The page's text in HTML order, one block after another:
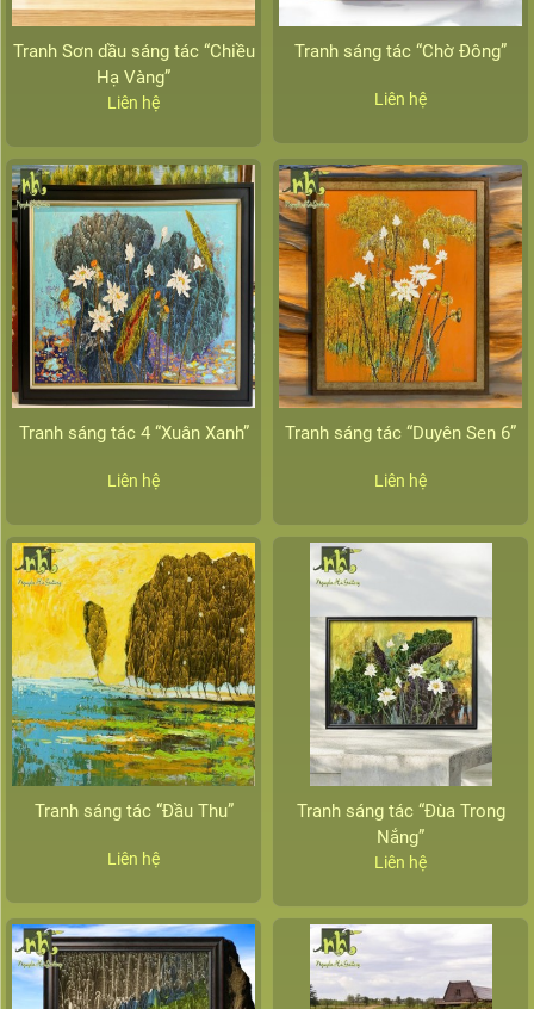
Tranh Sơn dầu sáng tác “Chiều
Hạ Vàng”
Liên hệ
Tranh sáng tác “Chờ Đông”
Liên hệ
Tranh sáng tác 4 “Xuân Xanh”
Liên hệ
Tranh sáng tác “Duyên Sen 6”
Liên hệ
Tranh sáng tác “Đầu Thu”
Liên hệ
Tranh sáng tác “Đùa Trong
Nắng”
Liên hệ